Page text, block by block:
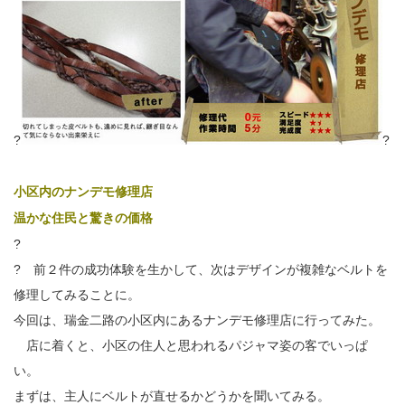
? ?
小区内のナンデモ修理店
温かな住民と驚きの価格
?
? 前２件の成功体験を生かして、次はデザインが複雑なベルトを
修理してみることに。
今回は、瑞金二路の小区内にあるナンデモ修理店に行ってみた。
店に着くと、小区の住人と思われるパジャマ姿の客でいっぱ
い。
まずは、主人にベルトが直せるかどうかを聞いてみる。